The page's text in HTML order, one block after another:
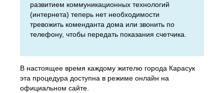
развитием коммуникационных технологий
(интернета) теперь нет необходимости
тревожить коменданта дома или звонить по
телефону, чтобы передать показания счетчика.
В настоящее время каждому жителю города Карасук
эта процедура доступна в режиме онлайн на
официальном сайте.